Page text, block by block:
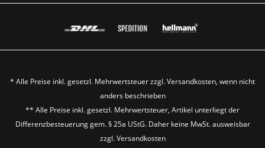
* Alle Preise inkl. gesetzl. Mehrwertsteuer zzgl.Versandkosten, wenn nicht
anders beschrieben
** Alle Preise inkl. gesetzl. Mehrwertsteuer, Artikel unterliegt der
Differenzbesteuerung gem. § 25a UStG. Daher keine MwSt. ausweisbar
zzgl.Versandkosten